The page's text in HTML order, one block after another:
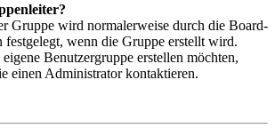
Gruppe wird normalerweise durch die Board-
festgelegt, wenn die Gruppe erstellt wird.
Benutzergruppe erstellen möchten,
einen Administrator kontaktieren.